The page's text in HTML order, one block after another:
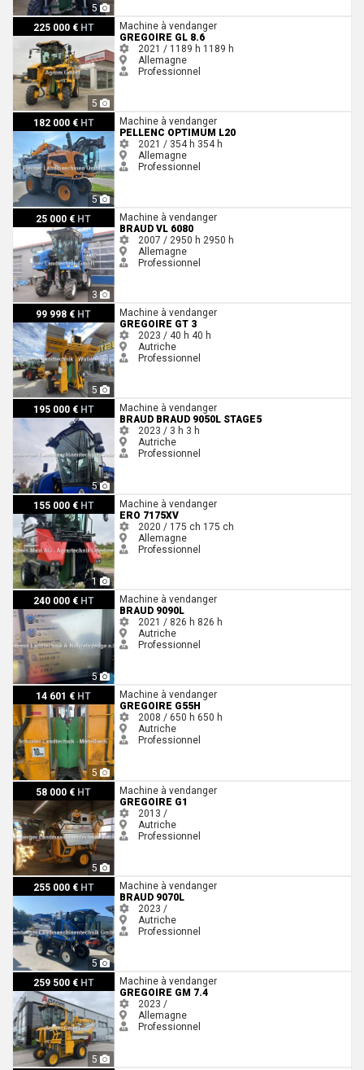
5
225 000 € HT
5
Gregoire GL 8.6
Machine à vendanger
GREGOIRE GL 8.6
2021 / 1189 h 1189 h
Allemagne
Professionnel
182 000 € HT
5
Pellenc Optimum L20
Machine à vendanger
PELLENC OPTIMUM L20
2021 / 354 h 354 h
Allemagne
Professionnel
25 000 € HT
3
Braud VL 6080
Machine à vendanger
BRAUD VL 6080
2007 / 2950 h 2950 h
Allemagne
Professionnel
99 998 € HT
5
Gregoire GT 3
Machine à vendanger
GREGOIRE GT 3
2023 / 40 h 40 h
Autriche
Professionnel
195 000 € HT
5
Braud Braud 9050L Stage5Machine à vendanger
BRAUD BRAUD 9050L STAGE5
2023 / 3 h 3 h
Autriche
Professionnel
155 000 € HT
1
Ero 7175XV
Machine à vendanger
ERO 7175XV
2020 / 175 ch 175 ch
Allemagne
Professionnel
240 000 € HT
5
Braud 9090L
Machine à vendanger
BRAUD 9090L
2021 / 826 h 826 h
Autriche
Professionnel
14 601 € HT
5
Gregoire G55H
Machine à vendanger
GREGOIRE G55H
2008 / 650 h 650 h
Autriche
Professionnel
58 000 € HT
5
Gregoire G1
Machine à vendanger
GREGOIRE G1
2013 /
Autriche
Professionnel
255 000 € HT
5
Braud 9070L
Machine à vendanger
BRAUD 9070L
2023 /
Autriche
Professionnel
259 500 € HT
5
Gregoire GM 7.4
Machine à vendanger
GREGOIRE GM 7.4
2023 /
Allemagne
Professionnel